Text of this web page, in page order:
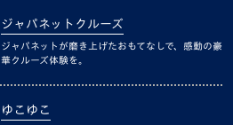
ジャパネットクルーズ
ジャパネットが磨き上げたおもてなしで、感動の豪
華クルーズ体験を。
ゆこゆこ